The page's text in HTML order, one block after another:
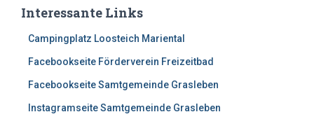
Interessante Links
Campingplatz Loosteich Mariental
Facebookseite Förderverein Freizeitbad
Facebookseite Samtgemeinde Grasleben
Instagramseite Samtgemeinde Grasleben